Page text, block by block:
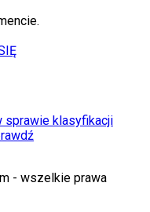
sprawie klasyfikacji
- wszelkie prawa